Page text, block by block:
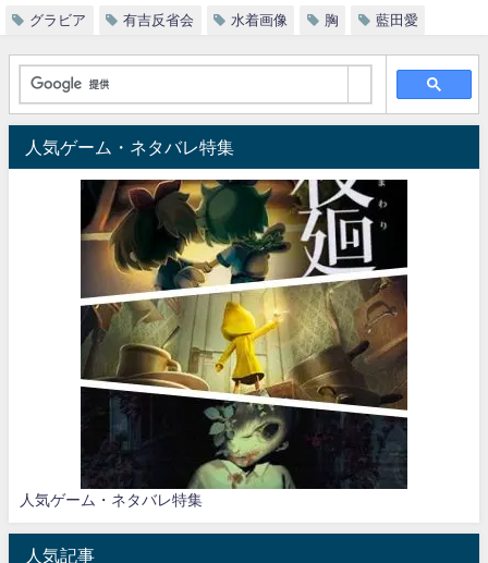
グラビア 有吉反省会 水着画像 胸 藍田愛
人気ゲーム・ネタバレ特集
人気ゲーム・ネタバレ特集
人気記事